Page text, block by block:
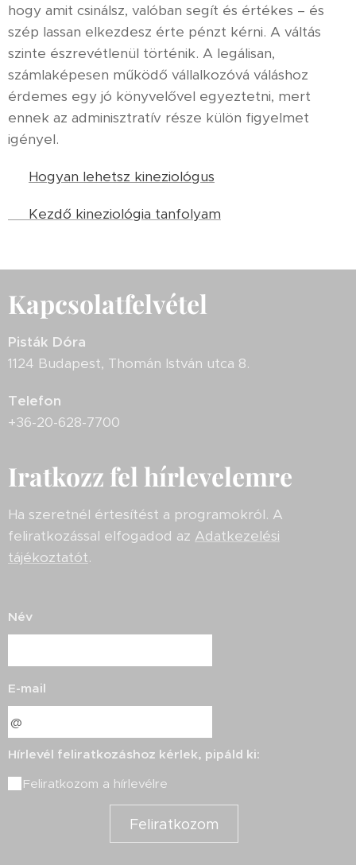
hogy amit csinálsz, valóban segít és értékes – és
szép lassan elkezdesz érte pénzt kérni. A váltás
szinte észrevétlenül történik. A legálisan,
számlaképesen működő vállalkozóvá váláshoz
érdemes egy jó könyvelővel egyeztetni, mert
ennek az adminisztratív része külön figyelmet
igényel.
Hogyan lehetsz kineziológus
👉 Kezdő kineziológia tanfolyam
Kapcsolatfelvétel
Pisták Dóra
1124 Budapest, Thomán István utca 8.
Telefon
+36-20-628-7700
Iratkozz fel hírlevelemre
Ha szeretnél értesítést a programokról. A
feliratkozással elfogadod az Adatkezelési
tájékoztatót.
Név
E-mail
Hírlevél feliratkozáshoz kérlek, pipáld ki:
Feliratkozom a hírlevélre
Feliratkozom